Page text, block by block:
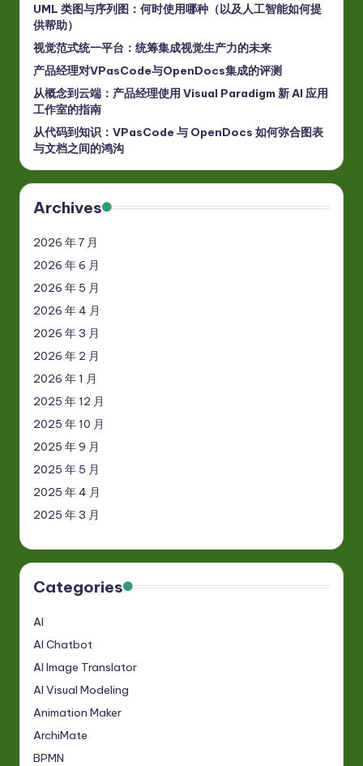
UML 类图与序列图：何时使用哪种（以及人工智能如何提
供帮助）
视觉范式统一平台：统筹集成视觉生产力的未来
产品经理对VPasCode与OpenDocs集成的评测
从概念到云端：产品经理使用 Visual Paradigm 新 AI 应用
工作室的指南
从代码到知识：VPasCode 与 OpenDocs 如何弥合图表
与文档之间的鸿沟
Archives
2026 年 7 月
2026 年 6 月
2026 年 5 月
2026 年 4 月
2026 年 3 月
2026 年 2 月
2026 年 1 月
2025 年 12 月
2025 年 10 月
2025 年 9 月
2025 年 5 月
2025 年 4 月
2025 年 3 月
Categories
AI
AI Chatbot
AI Image Translator
AI Visual Modeling
Animation Maker
ArchiMate
BPMN